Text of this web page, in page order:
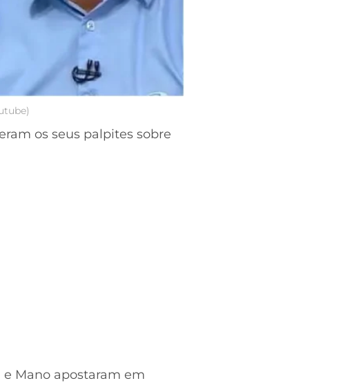
os seus palpites sobre
Mano apostaram em